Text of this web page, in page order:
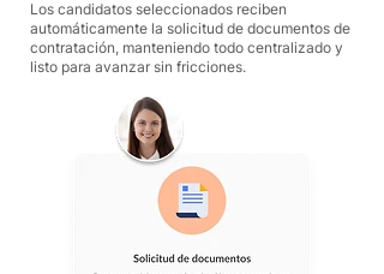
Los candidatos seleccionados reciben
automáticamente la solicitud de documentos de
contratación, manteniendo todo centralizado y
listo para avanzar sin fricciones.